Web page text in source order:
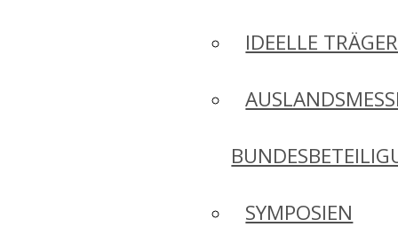
IDEELLE
SYMPOSIEN